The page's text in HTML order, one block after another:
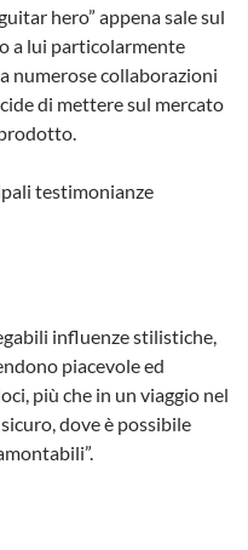
hero” appena sale sul
a lui particolarmente
numerose collaborazioni
di mettere sul mercato
testimonianze
influenze stilistiche,
piacevole ed
più che in un viaggio nel
dove è possibile